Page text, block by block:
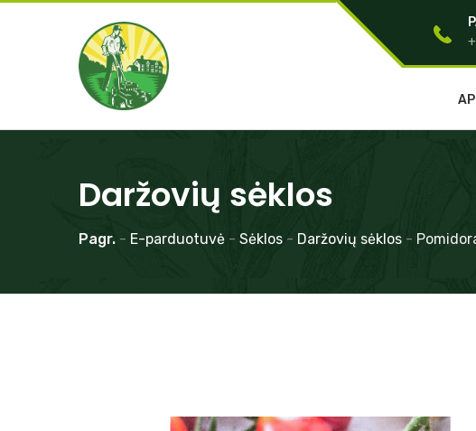
Daržovių sėklos
Pagr. - E-parduotuvė - Sėklos - Daržovių sėklos -